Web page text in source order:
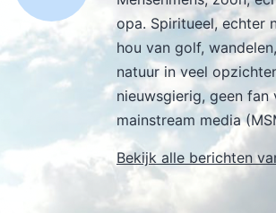
opa. Spiritueel, echter
hou van golf,
natuur in veel
nieuwsgierig, geen fan
mainstream media
Bekijk alle berichten